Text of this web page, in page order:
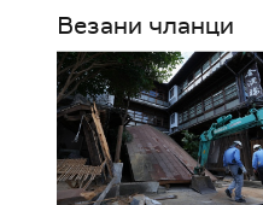
Везани чланци